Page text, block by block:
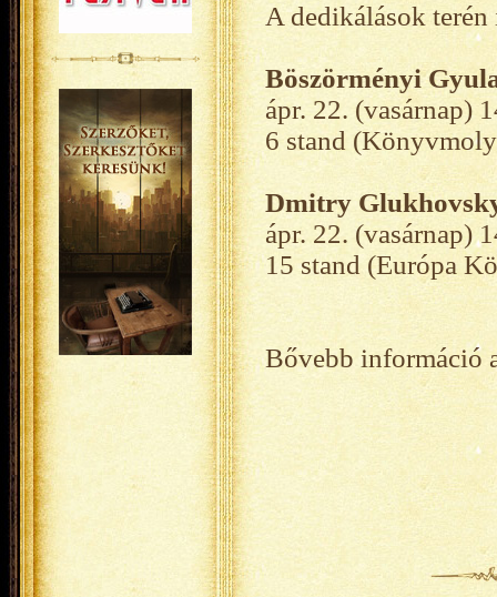
A dedikálások
Böszörményi
ápr. 22. (vasárnap)
6 stand
Dmitry
ápr. 22. (vasárnap)
15 stand (Európa
Bővebb információ